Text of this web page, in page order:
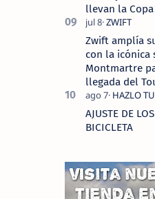
llevan la
Zwift amplía
con la icónica
Montmartre
llegada del
AJUSTE DE
BICICLETA